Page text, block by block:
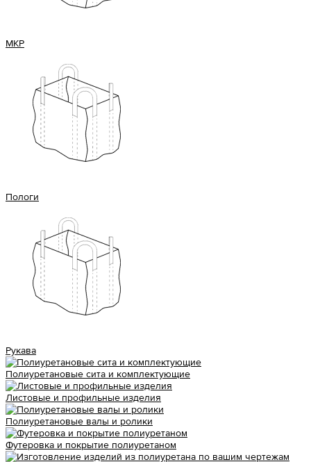
МКР
Пологи
Рукава
Полиуретановые сита и комплектующие
Листовые и профильные изделия
Полиуретановые валы и ролики
Футеровка и покрытие полиуретаном